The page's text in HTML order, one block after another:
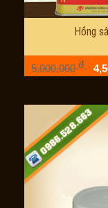
Hồng
5,000,000đ